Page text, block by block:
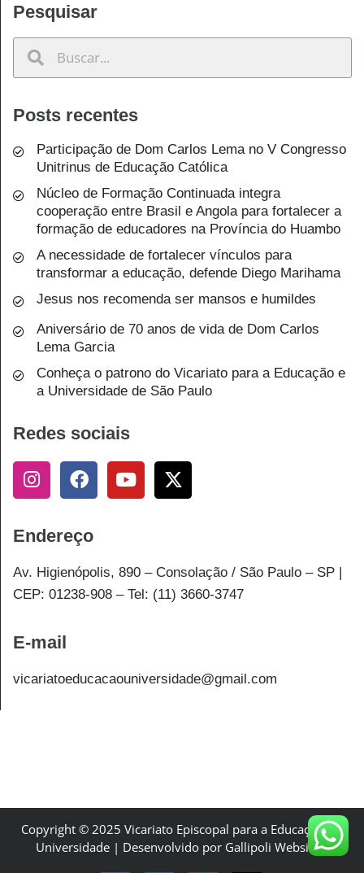
Pesquisar
Posts recentes
Participação de Dom Carlos Lema no V Congresso
Unitrinus de Educação Católica
Núcleo de Formação Continuada integra
cooperação entre Brasil e Angola para fortalecer a
formação de educadores na Província do Huambo
A necessidade de fortalecer vínculos para
transformar a educação, defende Diego Marihama
Jesus nos recomenda ser mansos e humildes
Aniversário de 70 anos de vida de Dom Carlos
Lema Garcia
Conheça o patrono do Vicariato para a Educação e
a Universidade de São Paulo
Redes sociais
Endereço
Av. Higienópolis, 890 – Consolação / São Paulo – SP |
CEP: 01238-908 – Tel: (11) 3660-3747
E-mail
vicariatoeducacaouniversidade@gmail.com
Copyright © 2025 Vicariato Episcopal para a Educação e a
Universidade | Desenvolvido por Gallipoli Websites.